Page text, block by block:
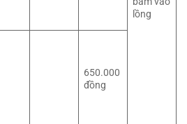
lồng
650.000
đồng